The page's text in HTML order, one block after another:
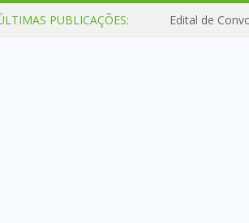
PUBLICAÇÕES: Edital de